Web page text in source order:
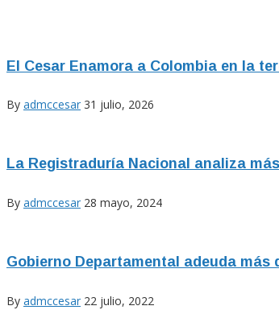
El Cesar Enamora a Colombia en la
By admccesar 31 julio, 2026
La Registraduría Nacional analiza
By admccesar 28 mayo, 2024
Gobierno Departamental adeuda más
By admccesar 22 julio, 2022